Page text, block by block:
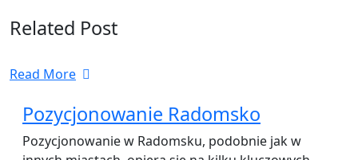
Related Post
Read More
Pozycjonowanie Radomsko
Pozycjonowanie w Radomsku, podobnie jak w